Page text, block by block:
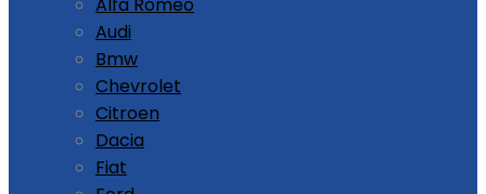
Alfa Romeo
Audi
Bmw
Chevrolet
Citroen
Dacia
Fiat